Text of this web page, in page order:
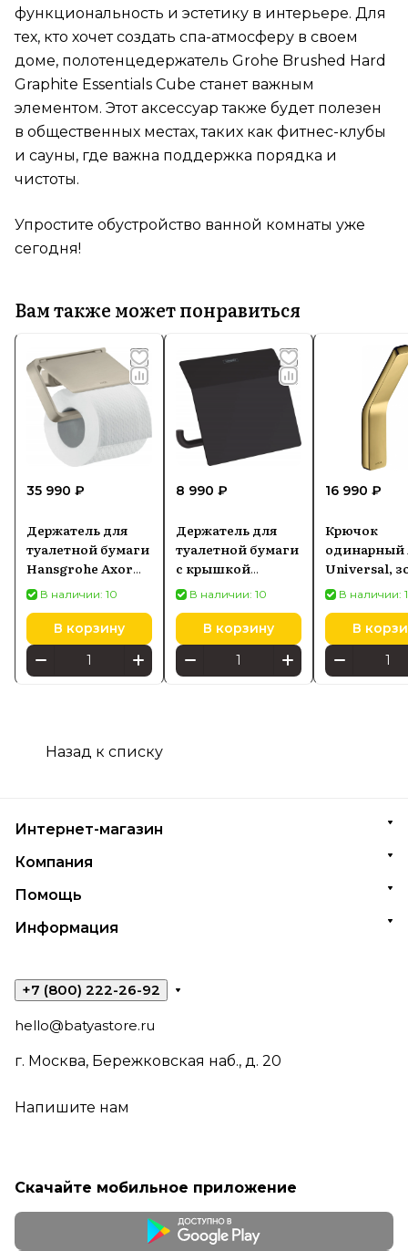
функциональность и эстетику в интерьере. Для
тех, кто хочет создать спа-атмосферу в своем
доме, полотенцедержатель Grohe Brushed Hard
Graphite Essentials Cube станет важным
элементом. Этот аксессуар также будет полезен
в общественных местах, таких как фитнес-клубы
и сауны, где важна поддержка порядка и
чистоты.
Упростите обустройство ванной комнаты уже
сегодня!
Вам также может понравиться
35 990 ₽
Держатель для
туалетной бумаги
Hansgrohe Axor
Universal
брашированный
никель 42836820
В наличии: 10
В корзину
8 990 ₽
Держатель для
туалетной бумаги
с крышкой
Hansgrohe
AddStoris, черный
матовый 41753670
В наличии: 10
В корзину
16 990 ₽
Крючок
одинарный
Universal,
оптическое
42801990
В наличии:
В
Назад к списку
Интернет-магазин
Компания
Помощь
Информация
+7 (800) 222-26-92
hello@batyastore.ru
г. Москва, Бережковская наб., д. 20
Напишите нам
Скачайте мобильное приложение